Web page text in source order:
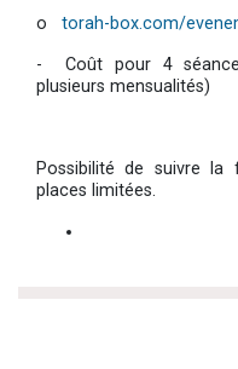
o torah-box.com/
- Coût pour 4
plusieurs mensualités)
Possibilité de suivre
places limitées.